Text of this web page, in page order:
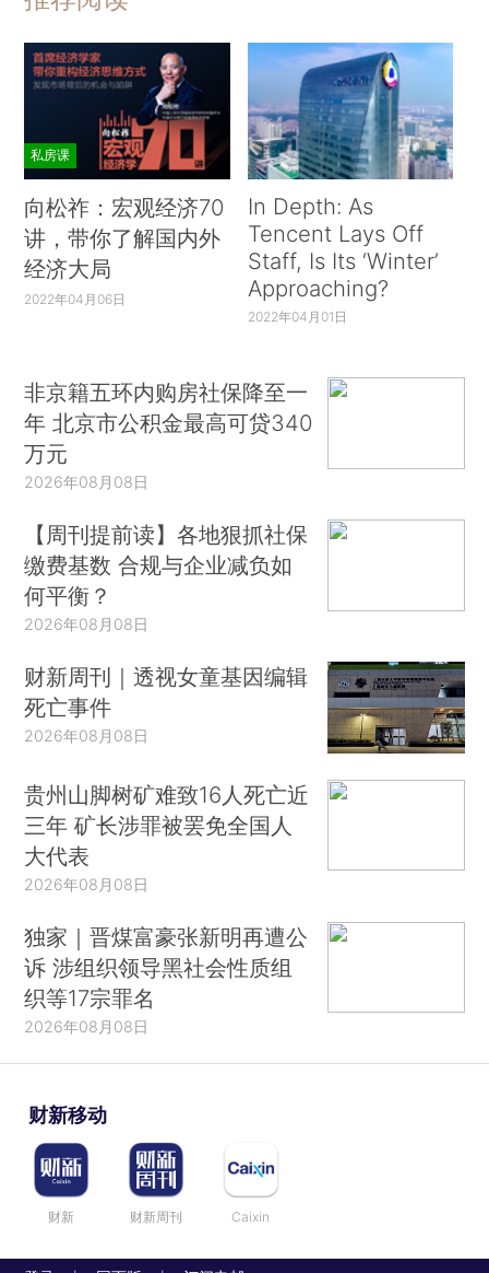
私房课
向松祚：宏观经济70
讲，带你了解国内外
经济大局
2022年04月06日
In Depth: As
Tencent Lays Off
Staff, Is Its ‘Winter’
Approaching?
2022年04月01日
非京籍五环内购房社保降至一
年 北京市公积金最高可贷340
万元
2026年08月08日
【周刊提前读】各地狠抓社保
缴费基数 合规与企业减负如
何平衡？
2026年08月08日
财新周刊｜透视女童基因编辑
死亡事件
2026年08月08日
贵州山脚树矿难致16人死亡近
三年 矿长涉罪被罢免全国人
大代表
2026年08月08日
独家｜晋煤富豪张新明再遭公
诉 涉组织领导黑社会性质组
织等17宗罪名
2026年08月08日
财新移动
财新 财新周刊 Caixin